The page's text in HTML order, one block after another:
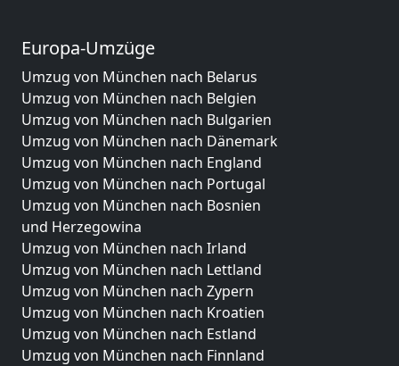
Europa-Umzüge
Umzug von München nach Belarus
Umzug von München nach Belgien
Umzug von München nach Bulgarien
Umzug von München nach Dänemark
Umzug von München nach England
Umzug von München nach Portugal
Umzug von München nach Bosnien
und Herzegowina
Umzug von München nach Irland
Umzug von München nach Lettland
Umzug von München nach Zypern
Umzug von München nach Kroatien
Umzug von München nach Estland
Umzug von München nach Finnland